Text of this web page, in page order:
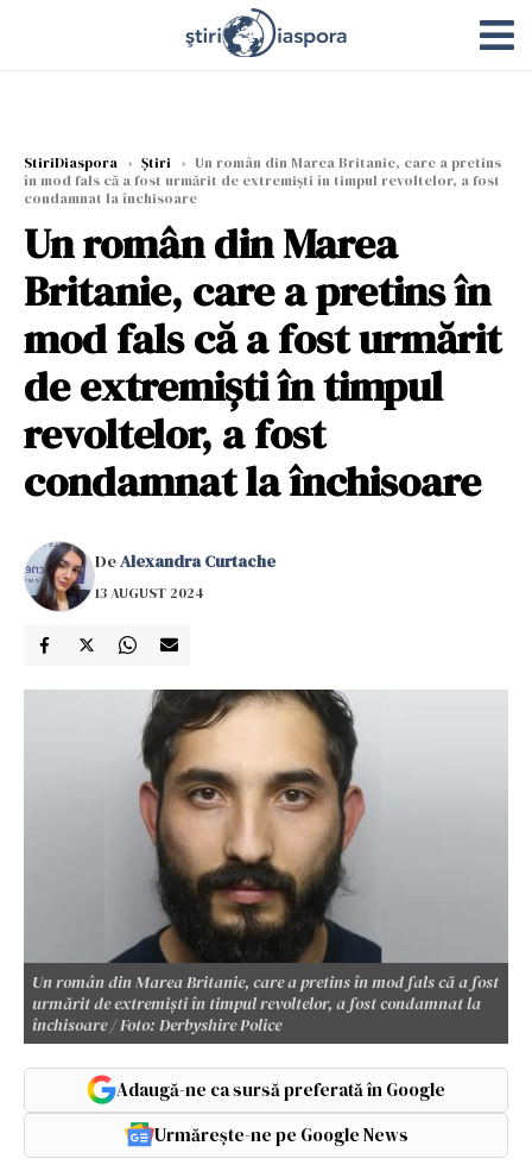
StiriDiaspora › Știri › Un român din Marea Britanie, care a pretins
în mod fals că a fost urmărit de extremiști în timpul revoltelor, a fost
condamnat la închisoare
Un român din Marea
Britanie, care a pretins în
mod fals că a fost urmărit
de extremiști în timpul
revoltelor, a fost
condamnat la închisoare
DeAlexandra Curtache
13 AUGUST 2024
Un român din Marea Britanie, care a pretins în mod fals că a fost
urmărit de extremiști în timpul revoltelor, a fost condamnat la
închisoare / Foto: Derbyshire Police
Adaugă-ne ca sursă preferată în Google
Urmărește-ne pe Google News